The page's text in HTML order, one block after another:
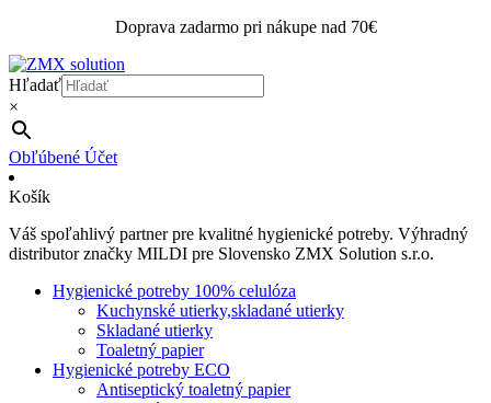
Doprava zadarmo pri nákupe nad 70€
Hľadať
×
Obľúbené Účet
Košík
Váš spoľahlivý partner pre kvalitné hygienické potreby. Výhradný
distributor značky MILDI pre Slovensko ZMX Solution s.r.o.
Hygienické potreby 100% celulóza
Kuchynské utierky,skladané utierky
Skladané utierky
Toaletný papier
Hygienické potreby ECO
Antiseptický toaletný papier